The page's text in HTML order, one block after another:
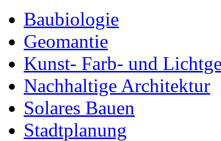
Baubiologie
Geomantie
Kunst- Farb- und
Nachhaltige Architektur
Solares Bauen
Stadtplanung